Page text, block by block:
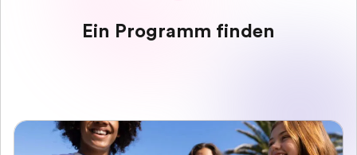
Ein Programm finden